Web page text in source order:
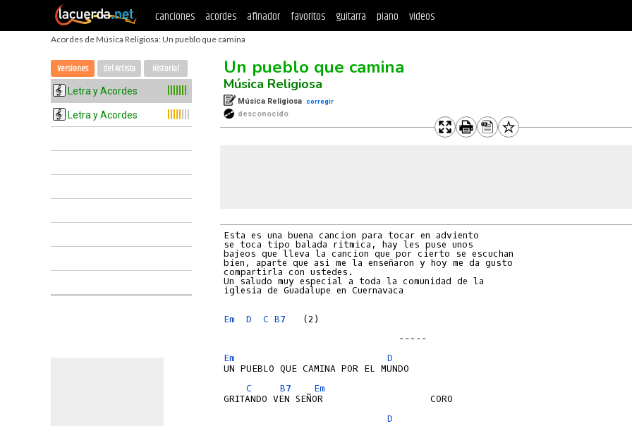
canciones acordes afinador favoritos guitarra piano videos
Acordes de Música Religiosa: Un pueblo que camina
Versiones del Artista Historial
Letra y Acordes
Letra y Acordes
Un pueblo que camina
Música Religiosa
Música Religiosa corregir
desconocido
Esta es una buena cancion para tocar en adviento
se toca tipo balada ritmica, hay les puse unos
bajeos que lleva la cancion que por cierto se escuchan
bien, aparte que asi me la enseñaron y hoy me da gusto
compartirla con ustedes.
Un saludo muy especial a toda la comunidad de la
iglesia de Guadalupe en Cuernavaca
Em D C B7
   (2)
Em
D
C
B7
Em
D